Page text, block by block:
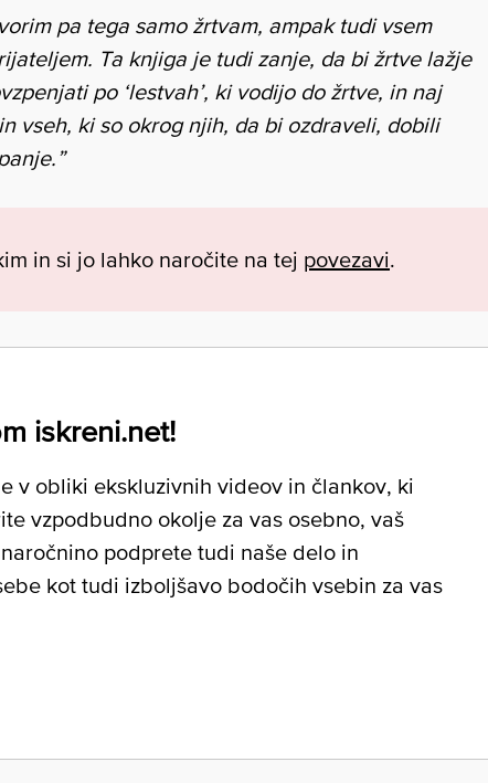
pa tega samo žrtvam, ampak tudi vsem
Ta knjiga je tudi zanje, da bi žrtve lažje
po ‘lestvah’, ki vodijo do žrtve, in naj
vseh, ki so okrog njih, da bi ozdraveli, dobili
in si jo lahko naročite na tej povezavi.
iskreni.net!
v obliki ekskluzivnih videov in člankov, ki
vzpodbudno okolje za vas osebno, vaš
podprete tudi naše delo in
kot tudi izboljšavo bodočih vsebin za vas